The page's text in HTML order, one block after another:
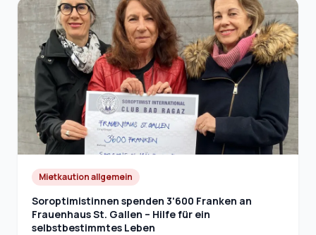
Mietkaution allgemein
Soroptimistinnen spenden 3'600 Franken an
Frauenhaus St. Gallen – Hilfe für ein
selbstbestimmtes Leben